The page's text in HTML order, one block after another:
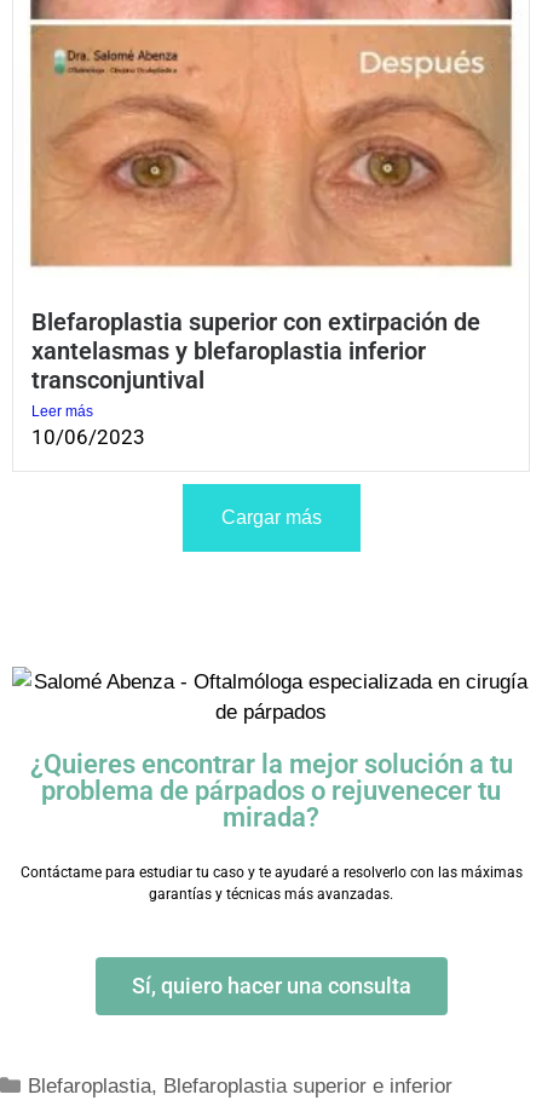
Blefaroplastia superior con extirpación de
xantelasmas y blefaroplastia inferior
transconjuntival
Leer más
10/06/2023
Cargar más
¿Quieres encontrar la mejor solución a tu
problema de párpados o rejuvenecer tu
mirada?
Contáctame para estudiar tu caso y te ayudaré a resolverlo con las máximas
garantías y técnicas más avanzadas.
Sí, quiero hacer una consulta
Blefaroplastia, Blefaroplastia superior e inferior